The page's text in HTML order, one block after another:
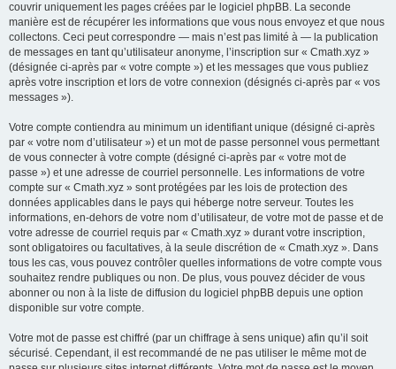
couvrir uniquement les pages créées par le logiciel phpBB. La seconde
manière est de récupérer les informations que vous nous envoyez et que nous
collectons. Ceci peut correspondre — mais n’est pas limité à — la publication
de messages en tant qu’utilisateur anonyme, l’inscription sur « Cmath.xyz »
(désignée ci-après par « votre compte ») et les messages que vous publiez
après votre inscription et lors de votre connexion (désignés ci-après par « vos
messages »).
Votre compte contiendra au minimum un identifiant unique (désigné ci-après
par « votre nom d’utilisateur ») et un mot de passe personnel vous permettant
de vous connecter à votre compte (désigné ci-après par « votre mot de
passe ») et une adresse de courriel personnelle. Les informations de votre
compte sur « Cmath.xyz » sont protégées par les lois de protection des
données applicables dans le pays qui héberge notre serveur. Toutes les
informations, en-dehors de votre nom d’utilisateur, de votre mot de passe et de
votre adresse de courriel requis par « Cmath.xyz » durant votre inscription,
sont obligatoires ou facultatives, à la seule discrétion de « Cmath.xyz ». Dans
tous les cas, vous pouvez contrôler quelles informations de votre compte vous
souhaitez rendre publiques ou non. De plus, vous pouvez décider de vous
abonner ou non à la liste de diffusion du logiciel phpBB depuis une option
disponible sur votre compte.
Votre mot de passe est chiffré (par un chiffrage à sens unique) afin qu’il soit
sécurisé. Cependant, il est recommandé de ne pas utiliser le même mot de